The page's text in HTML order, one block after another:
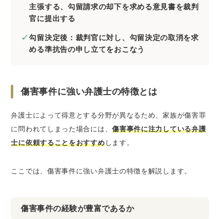
主張する、勾留請求の却下を求める意見書を裁判
官に提出する
勾留決定後：裁判官に対し、勾留決定の取消を求
める準抗告の申し立てをおこなう
傷害事件に強い弁護士の特徴とは
弁護士によって得意とする分野が異なるため、家族が傷害罪
に問われてしまった場合には、傷害事件に注力している弁護
士に依頼することをおすすめします。
ここでは、傷害事件に強い弁護士の特徴を解説します。
傷害事件の経験が豊富であるか